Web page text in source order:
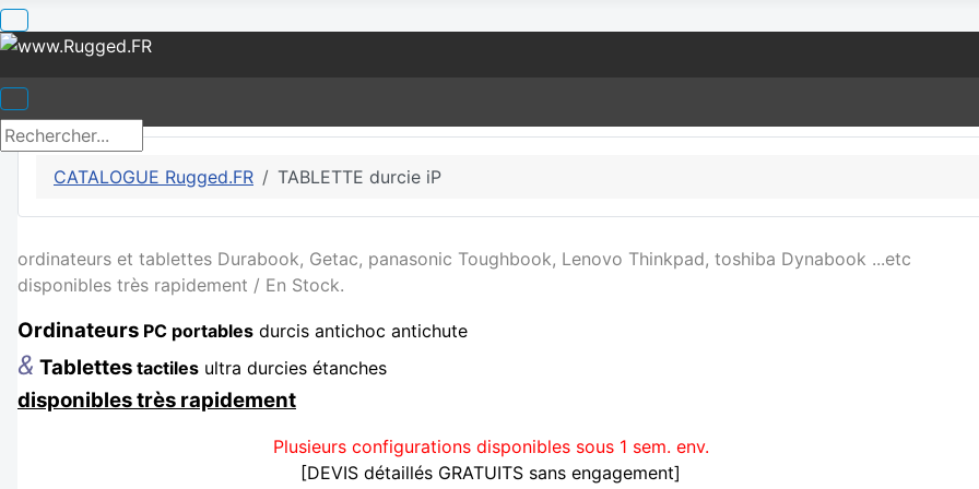
CATALOGUE Rugged.FR TABLETTE durcie iP
ordinateurs et tablettes Durabook, Getac, panasonic Toughbook, Lenovo Thinkpad, toshiba Dynabook ...etc
disponibles très rapidement / En Stock.
Ordinateurs PC portables durcis antichoc antichute
& Tablettes tactiles ultra durcies étanches
disponibles très rapidement
Plusieurs configurations disponibles sous 1 sem. env.
[DEVIS détaillés GRATUITS sans engagement]